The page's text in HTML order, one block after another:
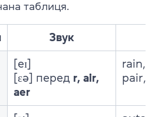
таблиця.
Звук
[eɪ]
[ɛə] перед r, air,
aer
rain,
pair,